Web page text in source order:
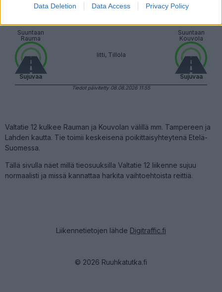
Data Deletion Data Access Privacy Policy
Suuntaan
Rauma
Sujuvaa
Iitti, Tillola
Suuntaan
Kouvola
Sujuvaa
Tiedot päivitetty 08.08.2026 11:55
Valtatie 12 kulkee Rauman ja Kouvolan välillä mm. Tampereen ja
Lahden kautta. Tie toimii keskeisenä poikittaisyhteytenä Etelä-
Suomessa.
Tällä sivulla näet millä tieosuuksilla Valtatie 12 liikenne sujuu
normaalisti ja missä kannattaa harkita vaihtoehtoista reittiä.
Liikennetietojen lähde Digitraffic.fi
© 2026 Ruuhkatutka.fi